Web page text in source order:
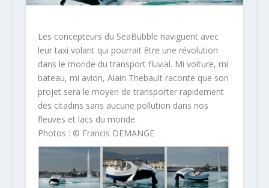
Les concepteurs du SeaBubble naviguent avec
leur taxi volant qui pourrait être une révolution
dans le monde du transport fluvial. Mi voiture, mi
bateau, mi avion, Alain Thebault raconte que son
projet sera le moyen de transporter rapidement
des citadins sans aucune pollution dans nos
fleuves et lacs du monde.
Photos : © Francis DEMANGE